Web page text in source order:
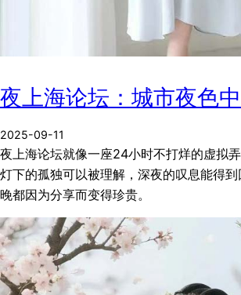
夜上海论坛：城市夜色
2025-09-11
夜上海论坛就像一座24小时不打烊的虚拟
灯下的孤独可以被理解，深夜的叹息能得
晚都因为分享而变得珍贵。